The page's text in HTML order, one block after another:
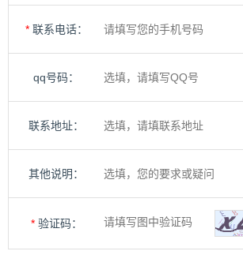
* 联系电话：
qq号码：
联系地址：
其他说明：
* 验证码：